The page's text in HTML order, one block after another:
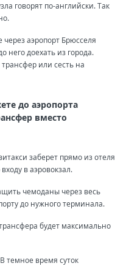
говорят по-английски. Так
аэропорт Брюсселя
него доехать из города.
или сесть на
до аэропорта
вместо
заберет прямо из отеля
в аэровокзал.
чемоданы через весь
до нужного терминала.
будет максимально
В темное время суток